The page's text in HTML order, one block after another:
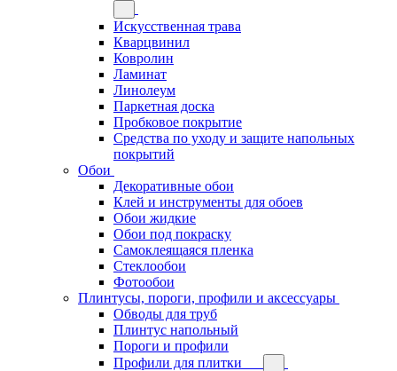
Искусственная трава
Кварцвинил
Ковролин
Ламинат
Линолеум
Паркетная доска
Пробковое покрытие
Средства по уходу и защите напольных
покрытий
Обои
Декоративные обои
Клей и инструменты для обоев
Обои жидкие
Обои под покраску
Самоклеящаяся пленка
Стеклообои
Фотообои
Плинтусы, пороги, профили и аксессуары
Обводы для труб
Плинтус напольный
Пороги и профили
Профили для плитки